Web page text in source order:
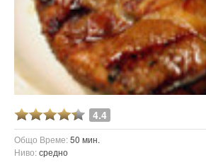
4.4
Общо Време:50 мин.
Ниво:средно